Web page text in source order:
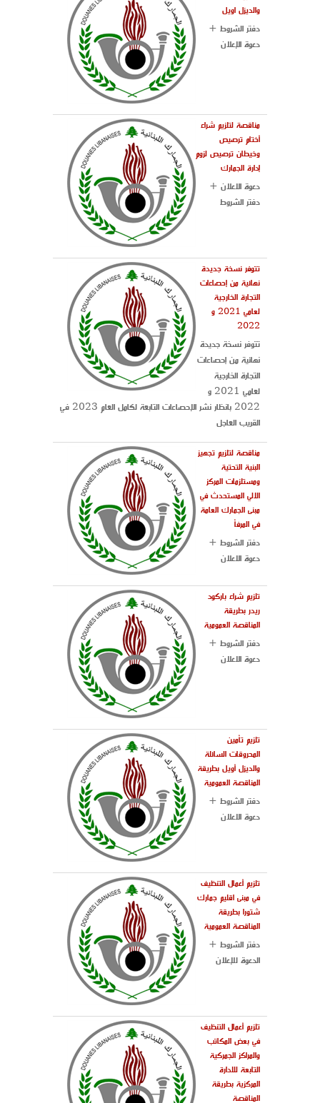
والديزل اويل
دفتر الشروط +
دعوة الإعلان
مناقصة لتلزيم شراء
أختام ترصيص
وخيطان ترصيص لزوم
إدارة الجمارك
دعوة الاعلان +
دفتر الشروط
تتوفر نسخة جديدة
نهائية من إحصاءات
التجارة الخارجية
لعامي 2021 و
2022
تتوفر نسخة جديدة
نهائية من إحصاءات
التجارة الخارجية
لعامي 2021 و
2022 بانظار نشر الإحصاءات التابعة لكامل العام 2023 في
القريب العاجل
مناقصة لتلزيم تجهيز
البنية التحتية
ومستلزمات المركز
الالي المستحدث في
مبنى الجمارك العامة
في المرفأ
دفتر الشروط +
دعوة الاعلان
تلزيم شراء باركود
ريدر بطريقة
المناقصة العمومية
دفتر الشروط +
دعوة الاعلان
تلزيم تأمين
المحروقات السائلة
والديزل أويل بطريقة
المناقصة العمومية
دفتر الشروط +
دعوة الاعلان
تلزيم أعمال التنظيف
في مبنى اقليم جمارك
شتورا بطريقة
المناقصة العمومية
دفتر الشروط +
الدعوة للإعلان
تلزيم أعمال التنظيف
في بعض المكاتب
والمراكز الجمركية
التابعة للادارة
المركزية بطريقة
المناقصة